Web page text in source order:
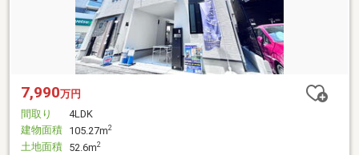
7,990万円
間取り
4LDK
建物面積 105.27m2
土地面積 52.6m2